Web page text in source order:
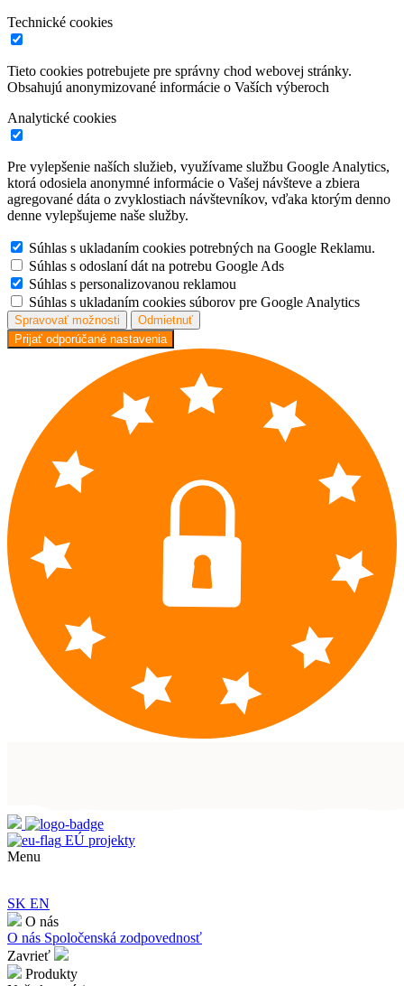
Technické cookies
Tieto cookies potrebujete pre správny chod webovej stránky.
Obsahujú anonymizované informácie o Vaších výberoch
Analytické cookies
Pre vylepšenie naších služieb, využívame službu Google Analytics,
ktorá odosiela anonymné informácie o Vašej návšteve a zbiera
agregované dáta o zvyklostiach návštevníkov, vďaka ktorým denno
denne vylepšujeme naše služby.
Súhlas s ukladaním cookies potrebných na Google Reklamu.
Súhlas s odoslaní dát na potrebu Google Ads
Súhlas s personalizovanou reklamou
Súhlas s ukladaním cookies súborov pre Google Analytics
Spravovať možnosti
Odmietnuť
Prijať odporúčané nastavenia
EÚ projekty
Menu
SK EN
O nás
O nás Spoločenská zodpovednosť
Zavrieť
Produkty